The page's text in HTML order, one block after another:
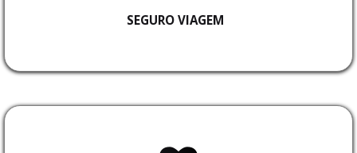
SEGURO VIAGEM